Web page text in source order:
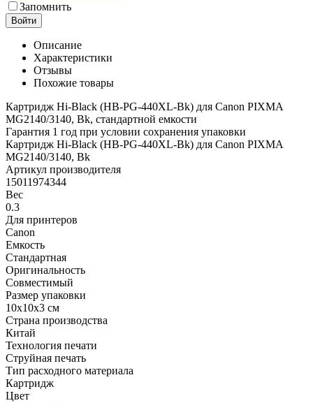
Запомнить
Войти
Описание
Характеристики
Отзывы
Похожие товары
Картридж Hi-Black (HB-PG-440XL-Bk) для Canon PIXMA
MG2140/3140, Bk, стандартной емкости
Гарантия 1 год при условии сохранения упаковки
Картридж Hi-Black (HB-PG-440XL-Bk) для Canon PIXMA
MG2140/3140, Bk
Артикул производителя
15011974344
Вес
0.3
Для принтеров
Canon
Емкость
Стандартная
Оригинальность
Совместимый
Размер упаковки
10x10x3 см
Страна производства
Китай
Технология печати
Струйная печать
Тип расходного материала
Картридж
Цвет